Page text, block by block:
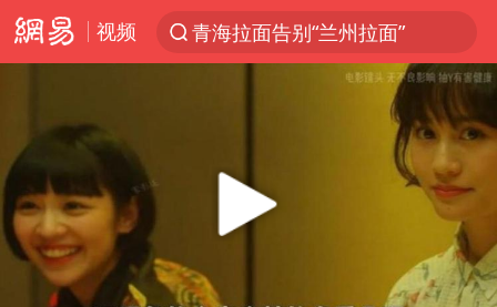
视频
青海拉面告别“兰州拉面”
以“新”破局 首发经济点亮城市消费活力
中方回应是否开采太平洋海底稀土资源
台风白海豚进入48小时警戒线
佛得角门将亮相智利俱乐部主场
看守所辅警收受10万获刑1年
宇树科技发行价格150.80元/股